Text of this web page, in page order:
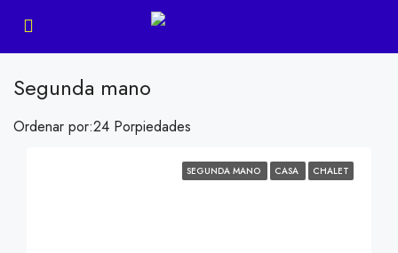
Segunda mano
24 Porpiedades
Ordenar por:
SEGUNDA MANO CASA CHALET